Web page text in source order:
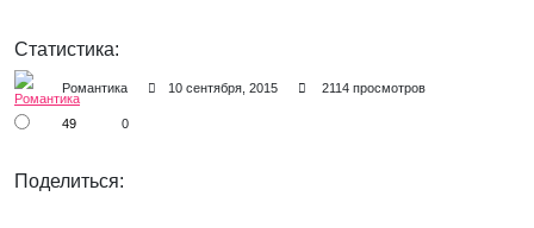
Статистика:
Романтика 10 сентября, 2015 2114 просмотров
49 0
Поделиться: